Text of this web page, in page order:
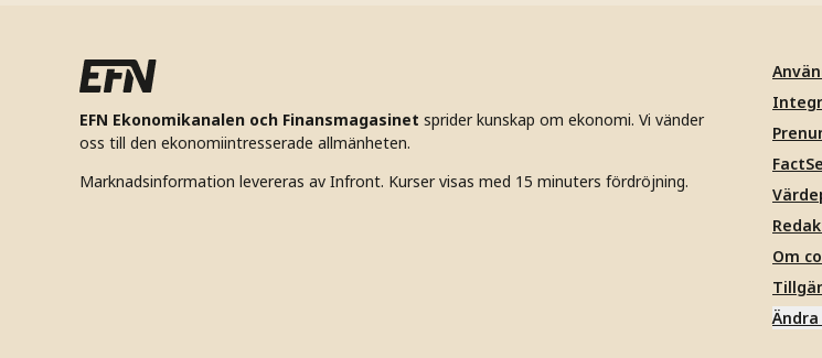
EFN Ekonomikanalen och Finansmagasinet sprider kunskap om ekonomi. Vi vänder
oss till den ekonomiintresserade allmänheten.
Marknadsinformation levereras av Infront. Kurser visas med 15 minuters fördröjning.
Om